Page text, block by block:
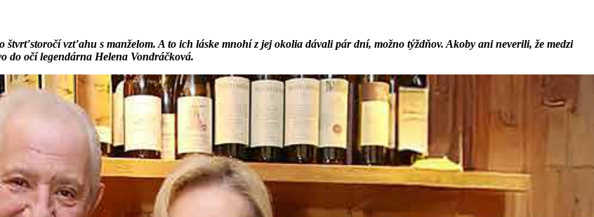
vzťahu s manželom. A to ich láske mnohí z jej okolia dávali pár dní, možno týždňov. Akoby ani neverili, že medzi
do očí legendárna Helena Vondráčková.